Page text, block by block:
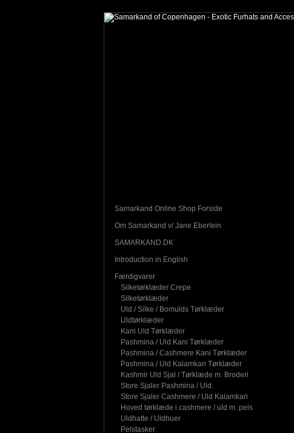
Samarkand Online Shop Forside
Om Samarkand v/ Jane Eberlein
SAMARKAND.DK
Introduction in English
Færdigvarer
Silketørklæder Crepe
Silketørklæder
Uld / Silke / Bomulds Tørklæder
Uldtørklæder
Kani Uld Tørklæder
Pashmina / Uld Kani Tørklæder
Pashmina / Cashmere Kani Tørklæder
Pashmina / Uld Kalamkari Tørklæder
Kashmir Uld Sjal / Tørklæde m. Broderi
Store Sjaler Pashmina / Uld.
Store Sjaler Cashmere / Uld Kalamkari
Hoved tørklæde i cashmere / uld m. pels
Uldhatte / Uldhuer
Pelstasker